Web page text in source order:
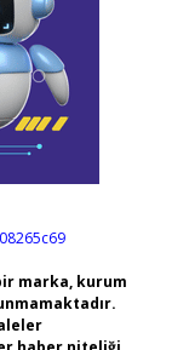
marka, kurum